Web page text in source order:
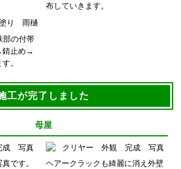
布していきます。
部の付帯
錆止め→
。
工が完了しました
母屋
です。
ヘアークラックも綺麗に消え外壁